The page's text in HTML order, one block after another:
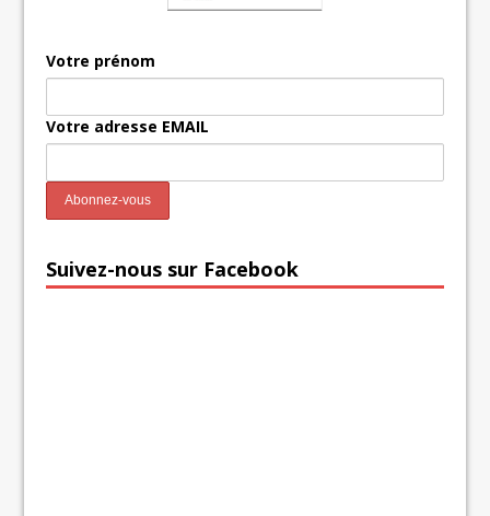
Votre prénom
Votre adresse EMAIL
Suivez-nous sur Facebook